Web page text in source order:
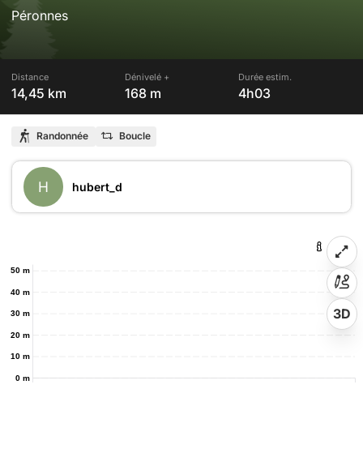
Péronnes
Distance
14,45 km
Dénivelé +
168 m
Durée estim.
4h03
Randonnée Boucle
H hubert_d
0 m
10 m
20 m
30 m
40 m
50 m
3D